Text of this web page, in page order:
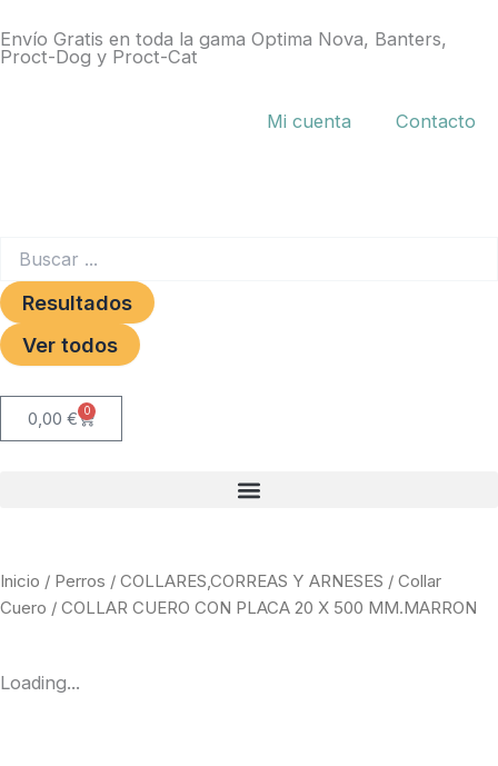
al
contenido
Envío Gratis en toda la gama Optima Nova, Banters,
Proct-Dog y Proct-Cat
Mi cuenta Contacto
Resultados
Ver todos
0,00 € 0
Carrito
Inicio / Perros / COLLARES,CORREAS Y ARNESES / Collar
Cuero / COLLAR CUERO CON PLACA 20 X 500 MM.MARRON
Loading...